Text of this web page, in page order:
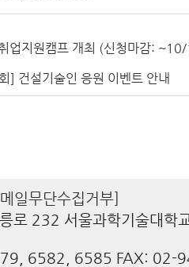
업지원캠프 개최 (신청마감:
] 건설기술인 응원 이벤트 안내
메일무단수집거부]
로 232 서울과학기술대학
6582, 6585 FAX: 02-